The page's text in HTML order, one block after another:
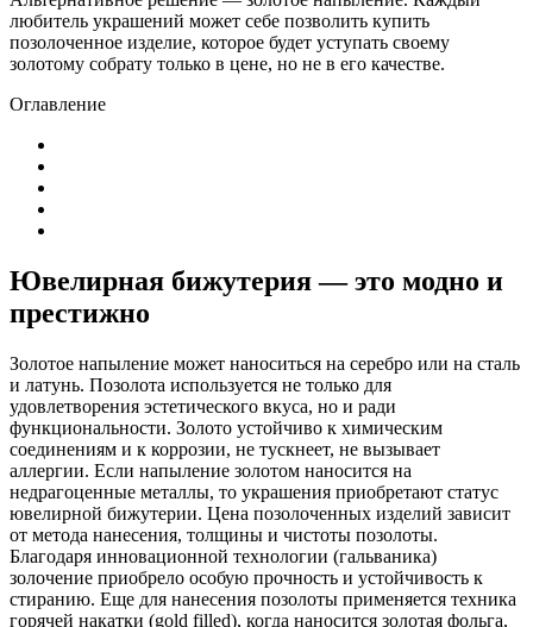
любитель украшений может себе позволить купить
позолоченное изделие, которое будет уступать своему
золотому собрату только в цене, но не в его качестве.
Оглавление
Ювелирная бижутерия — это модно и
престижно
Золотое напыление может наноситься на серебро или на сталь
и латунь. Позолота используется не только для
удовлетворения эстетического вкуса, но и ради
функциональности. Золото устойчиво к химическим
соединениям и к коррозии, не тускнеет, не вызывает
аллергии. Если напыление золотом наносится на
недрагоценные металлы, то украшения приобретают статус
ювелирной бижутерии. Цена позолоченных изделий зависит
от метода нанесения, толщины и чистоты позолоты.
Благодаря инновационной технологии (гальваника)
золочение приобрело особую прочность и устойчивость к
стиранию. Еще для нанесения позолоты применяется техника
горячей накатки (gold filled), когда наносится золотая фольга,